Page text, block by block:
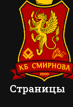
Страницы